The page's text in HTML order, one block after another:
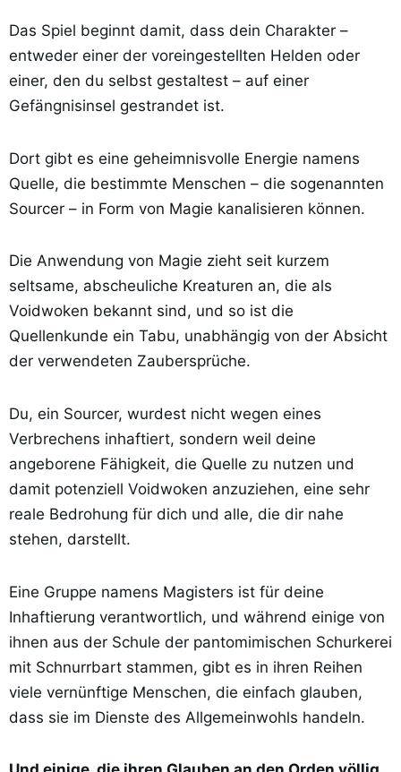
Das Spiel beginnt damit, dass dein Charakter –
entweder einer der voreingestellten Helden oder
einer, den du selbst gestaltest – auf einer
Gefängnisinsel gestrandet ist.
Dort gibt es eine geheimnisvolle Energie namens
Quelle, die bestimmte Menschen – die sogenannten
Sourcer – in Form von Magie kanalisieren können.
Die Anwendung von Magie zieht seit kurzem
seltsame, abscheuliche Kreaturen an, die als
Voidwoken bekannt sind, und so ist die
Quellenkunde ein Tabu, unabhängig von der Absicht
der verwendeten Zaubersprüche.
Du, ein Sourcer, wurdest nicht wegen eines
Verbrechens inhaftiert, sondern weil deine
angeborene Fähigkeit, die Quelle zu nutzen und
damit potenziell Voidwoken anzuziehen, eine sehr
reale Bedrohung für dich und alle, die dir nahe
stehen, darstellt.
Eine Gruppe namens Magisters ist für deine
Inhaftierung verantwortlich, und während einige von
ihnen aus der Schule der pantomimischen Schurkerei
mit Schnurrbart stammen, gibt es in ihren Reihen
viele vernünftige Menschen, die einfach glauben,
dass sie im Dienste des Allgemeinwohls handeln.